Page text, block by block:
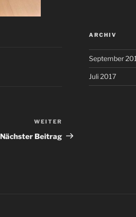
Beitrag
WEITER
Nächster Beitrag
ARCHIV
September
Juli 2017